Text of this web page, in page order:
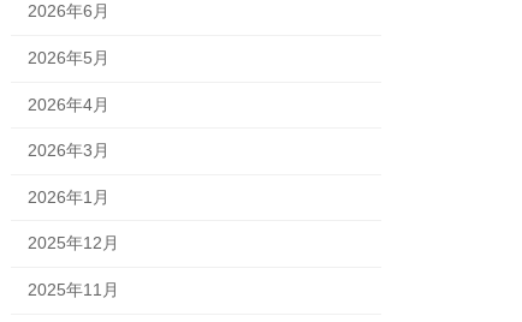
2026年6月
2026年5月
2026年4月
2026年3月
2026年1月
2025年12月
2025年11月